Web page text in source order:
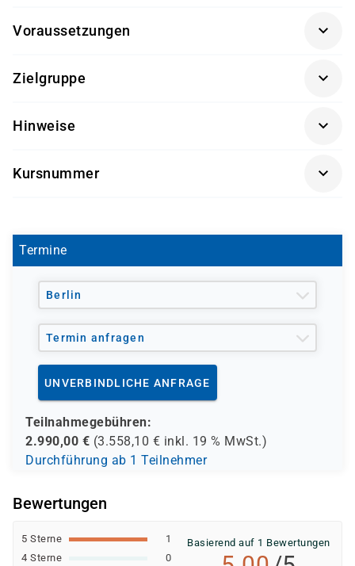
Voraussetzungen
Netzwerktechnik empfohlen
Zielgruppe
die NetScaler ADC einsetzen und verwalten wollen
Hinweise
mit einem unserer Partner statt.
Kursnummer
Termine
Berlin
Termin anfragen
UNVERBINDLICHE ANFRAGE
Teilnahmegebühren:
2.990,00 € (3.558,10 € inkl. 19 % MwSt.)
Durchführung ab 1 Teilnehmer
Bewertungen
5 Sterne
1
4 Sterne
0
Basierend auf 1 Bewertungen